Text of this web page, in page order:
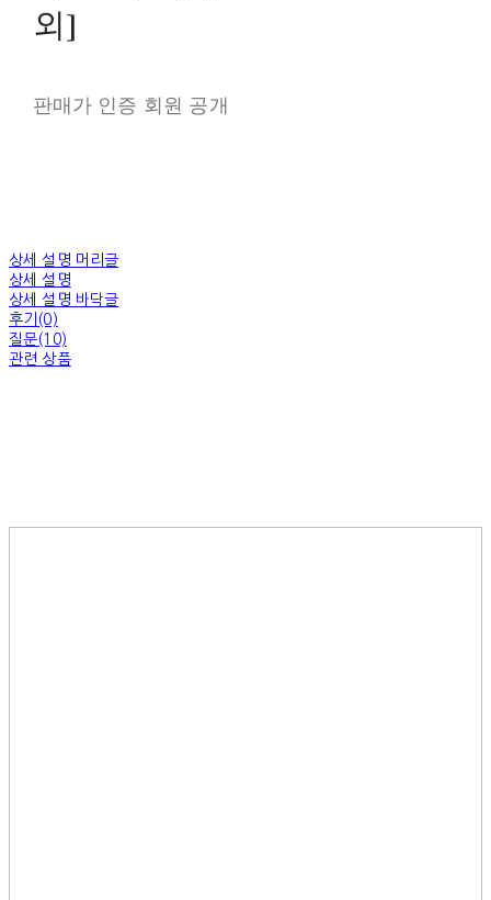
외]
판매가 인증 회원 공개
상세 설명 머리글
상세 설명
상세 설명 바닥글
후기(0)
질문(10)
관련 상품